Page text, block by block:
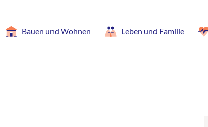
Bauen und Wohnen Leben und Familie